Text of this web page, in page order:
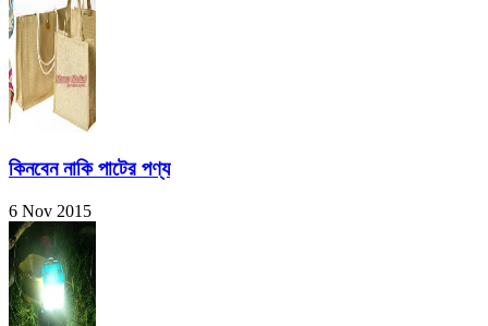
কিনবেন নাকি পাটের পণ্য
6 Nov 2015